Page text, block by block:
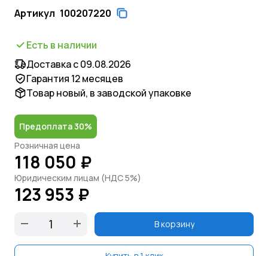
Артикул 100207220
Есть в наличии
Доставка с 09.08.2026
Гарантия 12 месяцев
Товар новый, в заводской упаковке
Предоплата 30%
Розничная цена
118 050 ₽
Юридическим лицам (НДС 5%)
123 953 ₽
В корзину